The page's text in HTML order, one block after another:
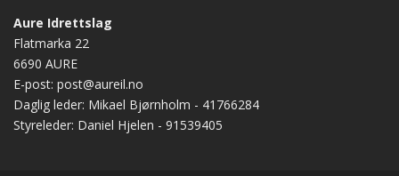
Aure Idrettslag
Flatmarka 22
6690 AURE
E-post: post@aureil.no
Daglig leder: Mikael Bjørnholm - 41766284
Styreleder: Daniel Hjelen - 91539405